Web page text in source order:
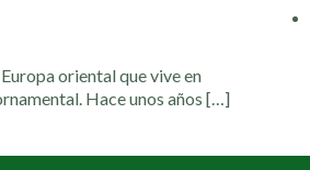
oriental que vive en
Hace unos años […]